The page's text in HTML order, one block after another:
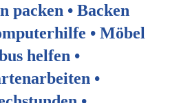
packen • Backen
• Möbel
helfen •
•